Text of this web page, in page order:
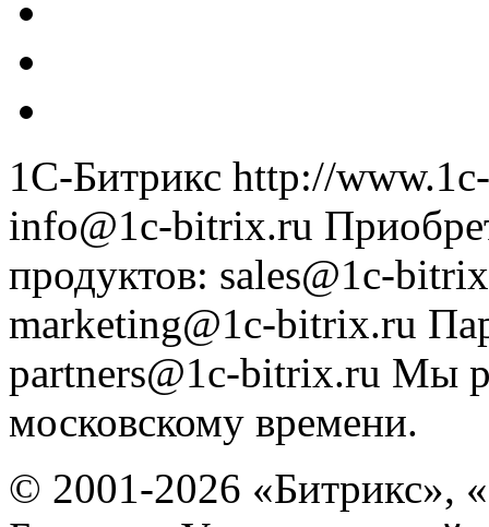
1С-Битрикс http://
info@1c-bitrix.ru
продуктов: sales@1c-
marketing@1c-bitrix.ru
partners@1c-bitrix.ru Мы
московскому времени.
© 2001-2026 «Битрикс»,